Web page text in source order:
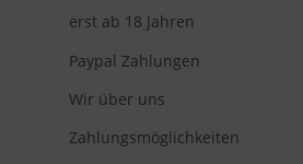
erst ab 18 Jahren
Paypal Zahlungen
Wir über uns
Zahlungsmöglichkeiten